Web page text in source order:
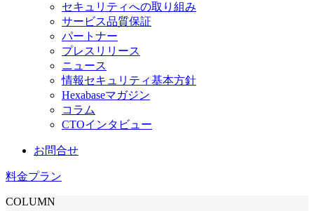
セキュリティへの取り組み
サービス品質保証
パートナー
プレスリリース
ニュース
情報セキュリティ基本方針
Hexabaseマガジン
コラム
CTOインタビュー
お問合せ
料金プラン
COLUMN